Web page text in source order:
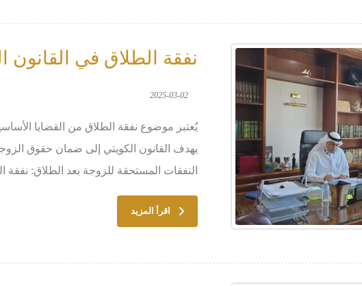
نفقة الطلاق في القانون
2025-03-02
يهدف القانون الكويتي إلى ضمان حقوق
النفقات المستحقة للزوجة بعد الطلاق: نفقة
اقرأ المزيد